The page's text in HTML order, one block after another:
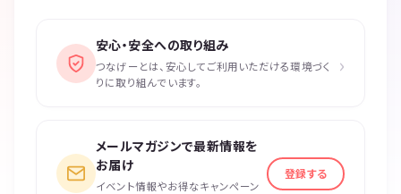
安心・安全への取り組み
つなげーとは、安心してご利用いただける環境づく
りに取り組んでいます。
›
メールマガジンで最新情報を
お届け
イベント情報やお得なキャンペーン
登録する